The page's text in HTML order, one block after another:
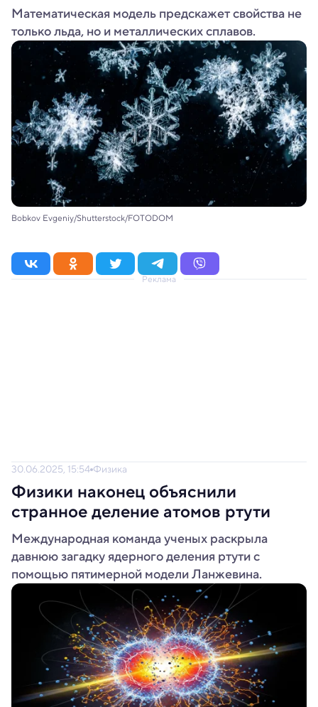
Математическая модель предскажет свойства не
только льда, но и металлических сплавов.
Bobkov Evgeniy/Shutterstock/FOTODOM
Реклама
30.06.2025, 15:54 Физика
Физики наконец объяснили
странное деление атомов ртути
Международная команда ученых раскрыла
давнюю загадку ядерного деления ртути с
помощью пятимерной модели Ланжевина.